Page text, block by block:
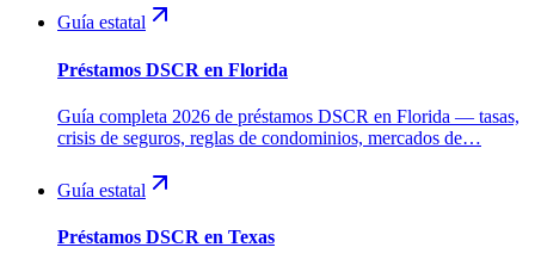
Guía estatal
Préstamos DSCR en Florida
Guía completa 2026 de préstamos DSCR en Florida — tasas,
crisis de seguros, reglas de condominios, mercados de…
Guía estatal
Préstamos DSCR en Texas